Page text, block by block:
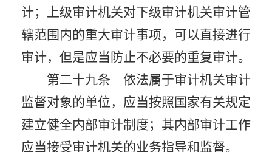
计；上级审计机关对下级审计机关审计管
辖范围内的重大审计事项，可以直接进行
审计，但是应当防止不必要的重复审计。
第二十九条 依法属于审计机关审计
监督对象的单位，应当按照国家有关规定
建立健全内部审计制度；其内部审计工作
应当接受审计机关的业务指导和监督。